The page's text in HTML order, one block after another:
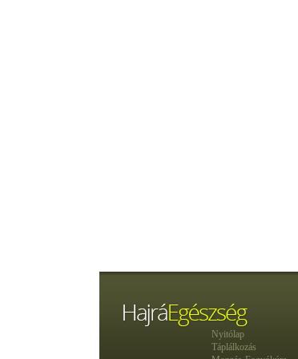
Nyitólap
Táplálkozás